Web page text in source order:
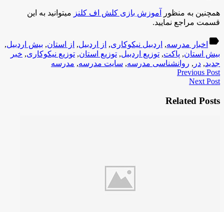
همچنین به منظور آموزش بازی کلش اف کلنز میتوانید به این
قسمت مراجع نمایید.
label اخبار مدرسه, اردبیل نیکوکاری, از اردبیل, از استان, بیش اردبیل,
بیش استان, پاکت, توزیع اردبیل, توزیع استان, توزیع نیکوکاری, خبر
جدید, در , روانشناسی مدرسه, سایت مدرسه, مدرسه
Previous Post
Next Post
Related Posts